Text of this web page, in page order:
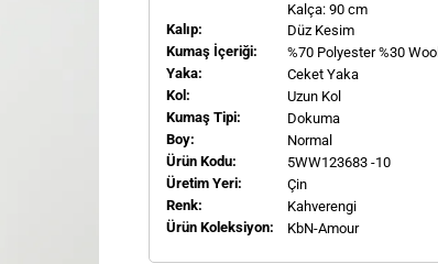
Kalça: 90 cm
Kalıp:
Düz Kesim
Kumaş İçeriği:
%70 Polyester %30 Wool
Yaka:
Ceket Yaka
Kol:
Uzun Kol
Kumaş Tipi:
Dokuma
Boy:
Normal
Ürün Kodu:
5WW123683 -10
Üretim Yeri:
Çin
Renk:
Kahverengi
Ürün Koleksiyon:
KbN-Amour